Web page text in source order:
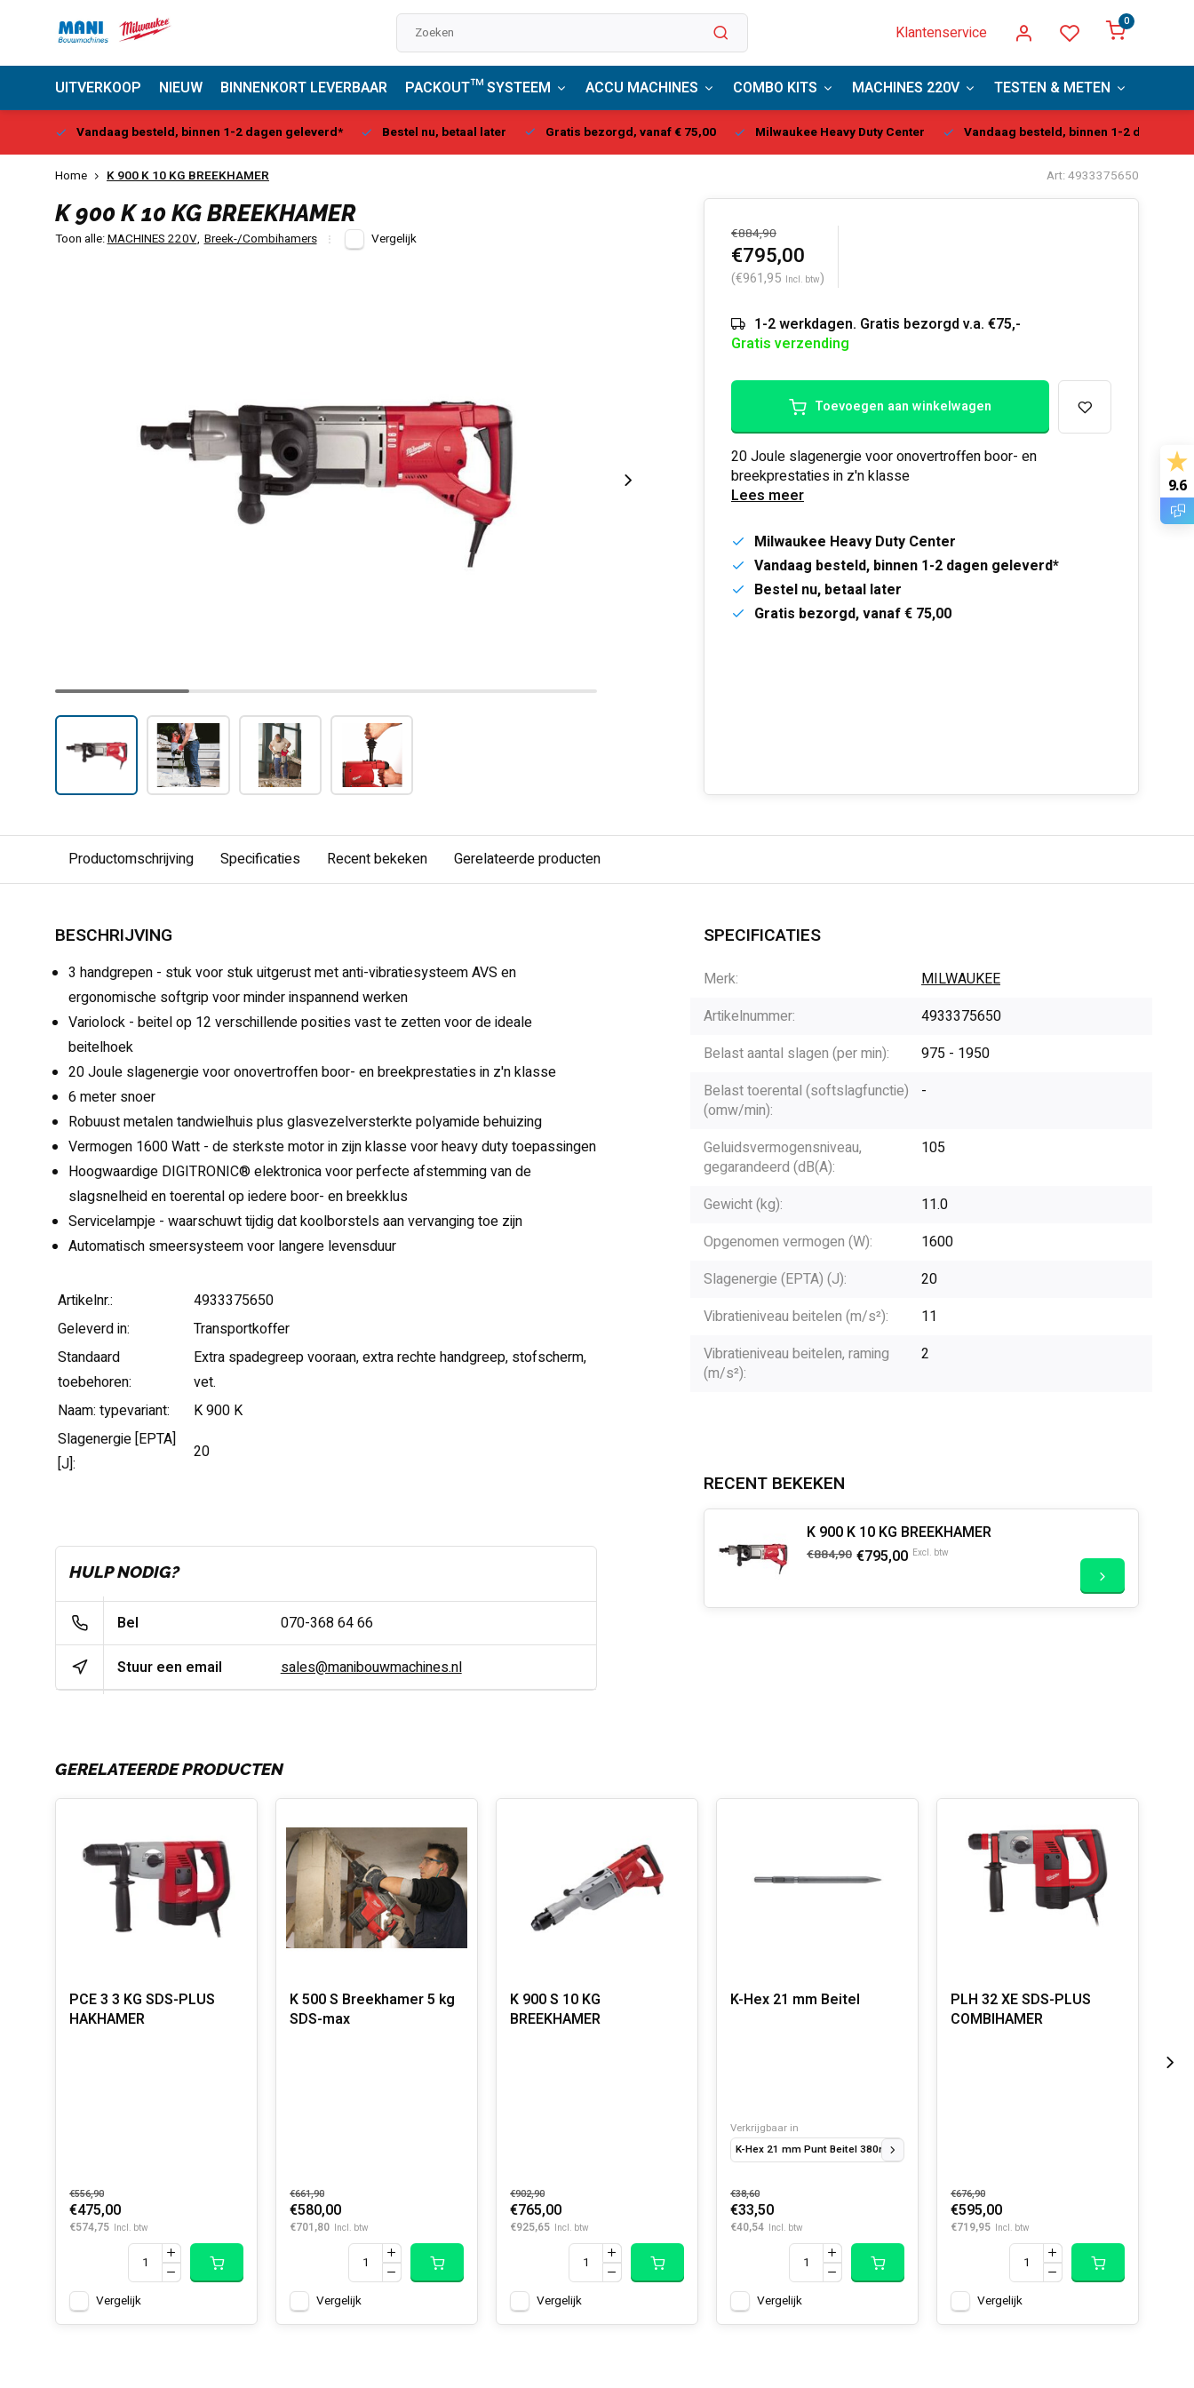
Klantenservice
0
UITVERKOOP NIEUW BINNENKORT LEVERBAAR PACKOUT™ SYSTEEM ACCU MACHINES COMBO KITS MACHINES 220V TESTEN & METEN
Vandaag besteld, binnen 1-2 dagen geleverd* Bestel nu, betaal later Gratis bezorgd, vanaf € 75,00 Milwaukee Heavy Duty Center Vandaag besteld, binnen 1-2 dagen
Home K 900 K 10 KG BREEKHAMER Art: 4933375650
K 900 K 10 KG BREEKHAMER
Toon alle:MACHINES 220V, Breek-/Combihamers Vergelijk €884,90
€795,00
(€961,95 Incl. btw)
1-2 werkdagen. Gratis bezorgd v.a. €75,-
Gratis verzending
Toevoegen aan winkelwagen
20 Joule slagenergie voor onovertroffen boor- en
breekprestaties in z'n klasse
Lees meer
Milwaukee Heavy Duty Center
Vandaag besteld, binnen 1-2 dagen geleverd*
Bestel nu, betaal later
Gratis bezorgd, vanaf € 75,00
Productomschrijving Specificaties Recent bekeken Gerelateerde producten
BESCHRIJVING
3 handgrepen - stuk voor stuk uitgerust met anti-vibratiesysteem AVS en
ergonomische softgrip voor minder inspannend werken
Variolock - beitel op 12 verschillende posities vast te zetten voor de ideale
beitelhoek
20 Joule slagenergie voor onovertroffen boor- en breekprestaties in z'n klasse
6 meter snoer
Robuust metalen tandwielhuis plus glasvezelversterkte polyamide behuizing
Vermogen 1600 Watt - de sterkste motor in zijn klasse voor heavy duty toepassingen
Hoogwaardige DIGITRONIC® elektronica voor perfecte afstemming van de
slagsnelheid en toerental op iedere boor- en breekklus
Servicelampje - waarschuwt tijdig dat koolborstels aan vervanging toe zijn
Automatisch smeersysteem voor langere levensduur
Artikelnr.:
4933375650
Geleverd in:
Transportkoffer
Standaard
toebehoren:
Extra spadegreep vooraan, extra rechte handgreep, stofscherm,
vet.
Naam: typevariant:
K 900 K
Slagenergie [EPTA]
[J]:
20
HULP NODIG?
Bel 070-368 64 66
Stuur een email sales@manibouwmachines.nl
SPECIFICATIES
Merk:
MILWAUKEE
Artikelnummer:
4933375650
Belast aantal slagen (per min):
975 - 1950
Belast toerental (softslagfunctie)
(omw/min):
-
Geluidsvermogensniveau,
gegarandeerd (dB(A):
105
Gewicht (kg):
11.0
Opgenomen vermogen (W):
1600
Slagenergie (EPTA) (J):
20
Vibratieniveau beitelen (m/s²):
11
Vibratieniveau beitelen, raming
(m/s²):
2
RECENT BEKEKEN
K 900 K 10 KG BREEKHAMER
€884,90 €795,00 Excl. btw
GERELATEERDE PRODUCTEN
PCE 3 3 KG SDS-PLUS
HAKHAMER
€556,90
€475,00
€574,75 Incl. btw
Vergelijk
K 500 S Breekhamer 5 kg
SDS-max
€661,90
€580,00
€701,80 Incl. btw
Vergelijk
K 900 S 10 KG
BREEKHAMER
€902,90
€765,00
€925,65 Incl. btw
Vergelijk
K-Hex 21 mm Beitel
Verkrijgbaar in
K-Hex 21 mm Punt Beitel 380mm
€38,60
€33,50
€40,54 Incl. btw
Vergelijk
PLH 32 XE SDS-PLUS
COMBIHAMER
€676,90
€595,00
€719,95 Incl. btw
Vergelijk
9.6